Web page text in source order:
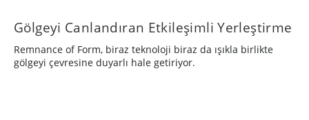
Gölgeyi Canlandıran Etkileşimli Yerleştirme
Remnance of Form, biraz teknoloji biraz da ışıkla birlikte
gölgeyi çevresine duyarlı hale getiriyor.